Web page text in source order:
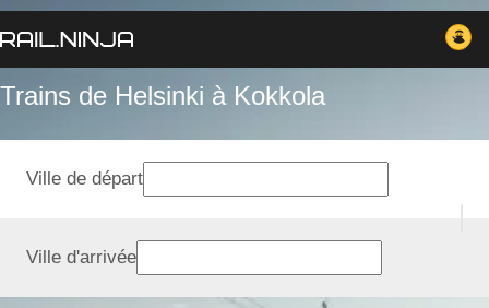
Trains de Helsinki à Kokkola
Ville de départ
Ville d'arrivée